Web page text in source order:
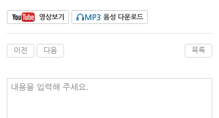
이전 다음 목록
내용을 입력해 주세요.